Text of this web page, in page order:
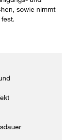
sowie nimmt